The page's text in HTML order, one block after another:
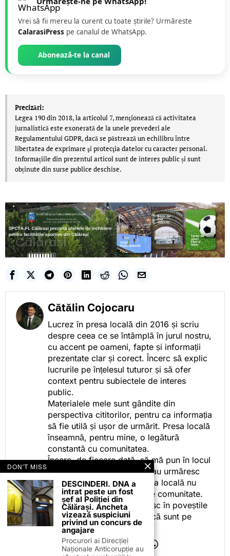
Vrei să fii mereu la curent cu toate știrile? Urmăreste
CalarasiPress pe canalul de WhatsApp.
Abonează-te la canal
Precizări:
Legea 190 din 2018, la articolul 7, menţionează că activitatea
jurnalistică este exonerată de la unele prevederi ale
Regulamentului GDPR, dacă se păstrează un echilibru între
libertatea de exprimare şi protecţia datelor cu caracter personal.
Informațiile din prezentul articol sunt de interes public și sunt
obținute din surse publice deschise.
Cătălin Cojocaru
Lucrez în presa locală din 2016 și scriu
despre ceea ce se întâmplă în jurul nostru,
cu accent pe oameni, fapte și informații
prezentate clar și corect. Încerc să explic
lucrurile pe înțelesul tuturor și să ofer
context pentru subiectele de interes
public.
Materialele mele sunt gândite din
perspectiva cititorilor, pentru ca informația
să fie utilă și ușor de urmărit. Presa locală
înseamnă, pentru mine, o legătură
constantă cu comunitatea.
Încerc, de fiecare dată, să mă pun în locul
celor care citesc, privesc sau urmăresc
ceea ce fac. Pentru că presa locală nu
este despre mine, ci despre comunitate.
Iar dacă oamenii se regăsesc în poveștile
pe care le spun, înseamnă că sunt pe
drumul bun.
DON'T MISS
DESCINDERI. DNA a
intrat peste un fost
șef al Poliției din
Călărași. Ancheta
vizează suspiciuni
privind un concurs de
angajare
Procurori ai Direcției
Naționale Anticorupție au